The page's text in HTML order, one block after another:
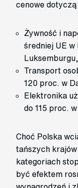
cenowe
Żywność i
średniej UE w
Luksemburgu,
Transport
120 proc. w
Elektronika
do 115 proc. w
Choć Polska
tańszych
kategoriach
być efektem